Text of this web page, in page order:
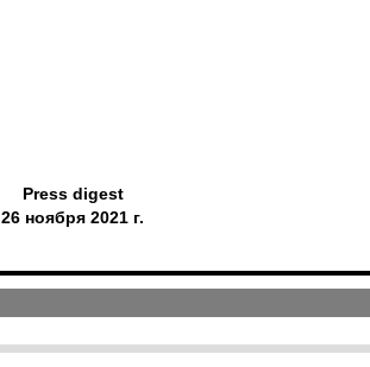
Press digest
26 ноября 2021 г.